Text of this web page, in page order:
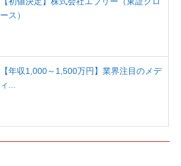
ース）
【年収1,000～1,500万円】業界注目のメデ
ィ...